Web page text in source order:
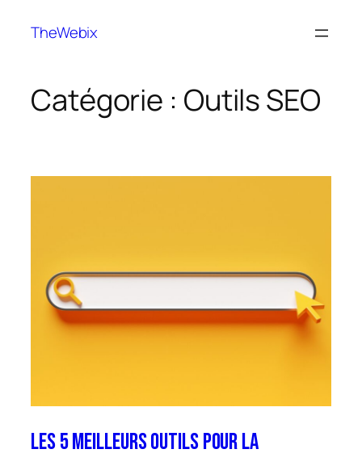
TheWebix
Catégorie : Outils SEO
Les 5 meilleurs outils pour la